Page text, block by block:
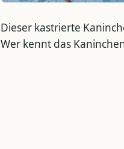
Dieser kastrierte
Wer kennt das